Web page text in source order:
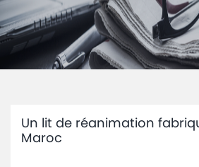
Accueil
Le
Ministère
Régionalisation
Un lit de réanimation
Maroc